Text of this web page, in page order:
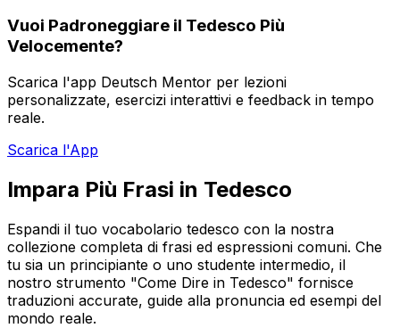
Vuoi Padroneggiare il Tedesco Più
Velocemente?
Scarica l'app Deutsch Mentor per lezioni
personalizzate, esercizi interattivi e feedback in tempo
reale.
Scarica l'App
Impara Più Frasi in Tedesco
Espandi il tuo vocabolario tedesco con la nostra
collezione completa di frasi ed espressioni comuni. Che
tu sia un principiante o uno studente intermedio, il
nostro strumento "Come Dire in Tedesco" fornisce
traduzioni accurate, guide alla pronuncia ed esempi del
mondo reale.